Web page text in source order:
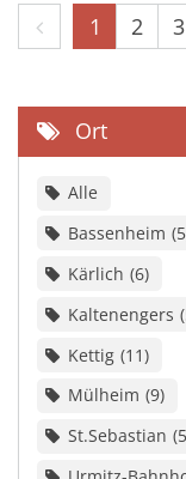
Vorherige Seite
1 2 3
Ort
Alle
Bassenheim 5
Kärlich 6
Kaltenengers
Kettig 11
Mülheim 9
St.Sebastian 5